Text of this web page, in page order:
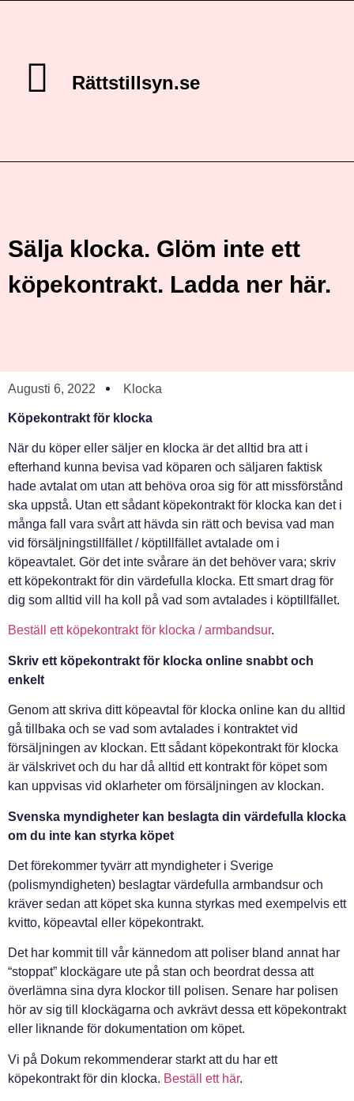
Rättstillsyn.se
Sälja klocka. Glöm inte ett
köpekontrakt. Ladda ner här.
Augusti 6, 2022 Klocka
Köpekontrakt för klocka
När du köper eller säljer en klocka är det alltid bra att i
efterhand kunna bevisa vad köparen och säljaren faktisk
hade avtalat om utan att behöva oroa sig för att missförstånd
ska uppstå. Utan ett sådant köpekontrakt för klocka kan det i
många fall vara svårt att hävda sin rätt och bevisa vad man
vid försäljningstillfället / köptillfället avtalade om i
köpeavtalet. Gör det inte svårare än det behöver vara; skriv
ett köpekontrakt för din värdefulla klocka. Ett smart drag för
dig som alltid vill ha koll på vad som avtalades i köptillfället.
Beställ ett köpekontrakt för klocka / armbandsur.
Skriv ett köpekontrakt för klocka online snabbt och
enkelt
Genom att skriva ditt köpeavtal för klocka online kan du alltid
gå tillbaka och se vad som avtalades i kontraktet vid
försäljningen av klockan. Ett sådant köpekontrakt för klocka
är välskrivet och du har då alltid ett kontrakt för köpet som
kan uppvisas vid oklarheter om försäljningen av klockan.
Svenska myndigheter kan beslagta din värdefulla klocka
om du inte kan styrka köpet
Det förekommer tyvärr att myndigheter i Sverige
(polismyndigheten) beslagtar värdefulla armbandsur och
kräver sedan att köpet ska kunna styrkas med exempelvis ett
kvitto, köpeavtal eller köpekontrakt.
Det har kommit till vår kännedom att poliser bland annat har
“stoppat” klockägare ute på stan och beordrat dessa att
överlämna sina dyra klockor till polisen. Senare har polisen
hör av sig till klockägarna och avkrävt dessa ett köpekontrakt
eller liknande för dokumentation om köpet.
Vi på Dokum rekommenderar starkt att du har ett
köpekontrakt för din klocka. Beställ ett här.